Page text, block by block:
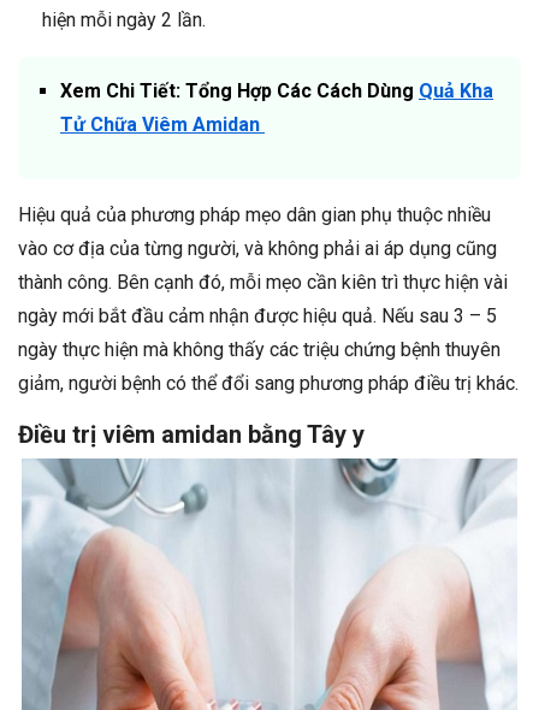
hiện mỗi ngày 2 lần.
Xem Chi Tiết: Tổng Hợp Các Cách Dùng Quả Kha
Tử Chữa Viêm Amidan
Hiệu quả của phương pháp mẹo dân gian phụ thuộc nhiều
vào cơ địa của từng người, và không phải ai áp dụng cũng
thành công. Bên cạnh đó, mỗi mẹo cần kiên trì thực hiện vài
ngày mới bắt đầu cảm nhận được hiệu quả. Nếu sau 3 – 5
ngày thực hiện mà không thấy các triệu chứng bệnh thuyên
giảm, người bệnh có thể đổi sang phương pháp điều trị khác.
Điều trị viêm amidan bằng Tây y